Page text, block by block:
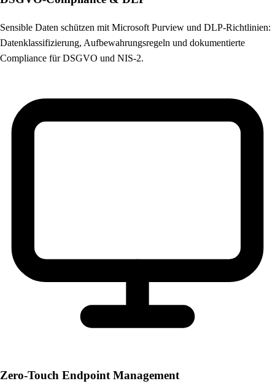
Sensible Daten schützen mit Microsoft Purview und DLP-Richtlinien:
Datenklassifizierung, Aufbewahrungsregeln und dokumentierte
Compliance für DSGVO und NIS-2.
Zero-Touch Endpoint Management